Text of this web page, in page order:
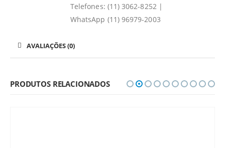
Telefones: (11) 3062-8252 |
WhatsApp (11) 96979-2003
AVALIAÇÕES (0)
PRODUTOS RELACIONADOS